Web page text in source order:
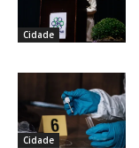
Cidade
Cidade